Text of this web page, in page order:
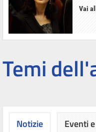
Vai
Temi
Notizie Eventi